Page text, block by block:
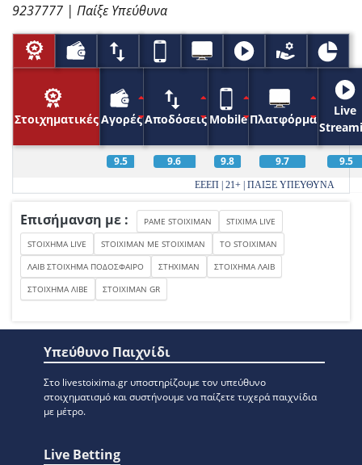
9237777 | Παίξε Υπεύθυνα
ΣτοιχηματικέςΑγορέςΑποδόσεις Mobile Πλατφόρμα
Live
9.5 9.6 9.8 9.7 9.5
ΕΕΕΠ | 21+ | ΠΑΙΞΕ ΥΠΕΥΘΥΝΑ
Επισήμανση με : PAME STOIXIMAN
STIXIMA LIVE
STOIXHMA LIVE
STOIXIMAN ME STOIXIMAN
TO STOIXIMAN
ΛΑΙΒ ΣΤΟΙΧΗΜΑ ΠΟΔΟΣΦΑΙΡΟ
ΣΤΗΧΙΜΑΝ
ΣΤΟΙΧΗΜΑ ΛΑΙΒ
ΣΤΟΙΧΗΜΑ ΛΙΒΕ
ΣΤΟΙΧΙΜΑΝ GR
Υπεύθυνο Παιχνίδι
Στο livestoixima.gr υποστηρίζουμε τον υπεύθυνο
στοιχηματισμό και συστήνουμε να παίζετε τυχερά παιχνίδια
με μέτρο.
Live Betting